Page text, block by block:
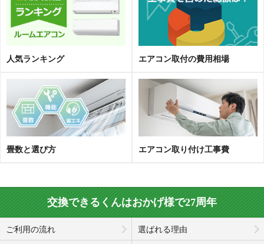
人気ランキング エアコン取付の費用相場
畳数と選び方 エアコン取り付け工事費
交換できるくんはおかげ様で27周年
ご利用の流れ 選ばれる理由